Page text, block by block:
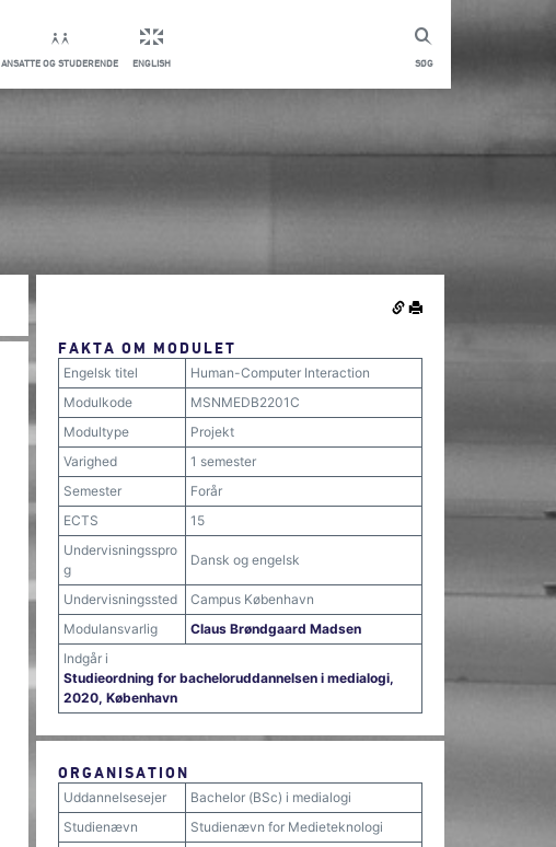
SØG
ANSATTE OG STUDERENDE ENGLISH
FAKTA OM MODULET
Engelsk titel
Human-Computer Interaction
Modulkode
MSNMEDB2201C
Modultype
Projekt
Varighed
1 semester
Semester
Forår
ECTS
15
Undervisningsspro
g
Dansk og engelsk
Undervisningssted
Campus København
Modulansvarlig
Claus Brøndgaard Madsen
Indgår i
Studieordning for bacheloruddannelsen i medialogi,
2020, København
ORGANISATION
Uddannelsesejer
Bachelor (BSc) i medialogi
Studienævn
Studienævn for Medieteknologi